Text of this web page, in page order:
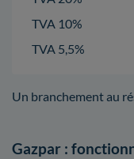
TVA 10%
TVA 5,5%
Un branchement au
Gazpar :